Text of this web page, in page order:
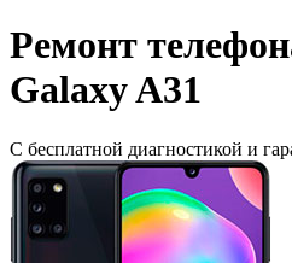
Ремонт
Galaxy A31
С бесплатной диагностикой и